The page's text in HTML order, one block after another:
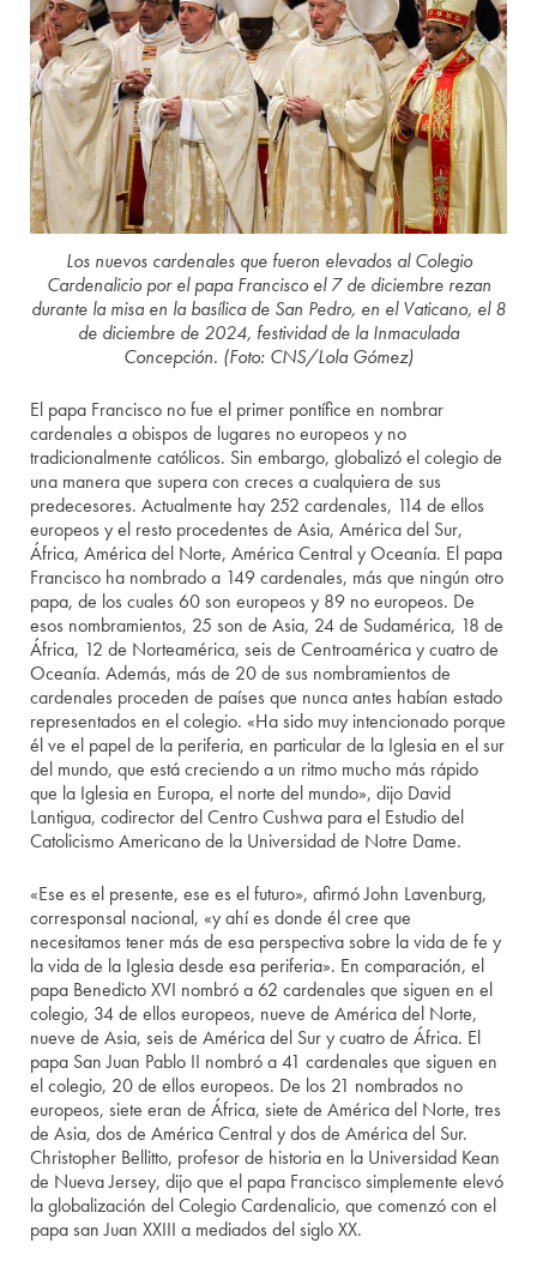
Los nuevos cardenales que fueron elevados al Colegio
Cardenalicio por el papa Francisco el 7 de diciembre rezan
durante la misa en la basílica de San Pedro, en el Vaticano, el 8
de diciembre de 2024, festividad de la Inmaculada
Concepción. (Foto: CNS/Lola Gómez)
El papa Francisco no fue el primer pontífice en nombrar
cardenales a obispos de lugares no europeos y no
tradicionalmente católicos. Sin embargo, globalizó el colegio de
una manera que supera con creces a cualquiera de sus
predecesores. Actualmente hay 252 cardenales, 114 de ellos
europeos y el resto procedentes de Asia, América del Sur,
África, América del Norte, América Central y Oceanía. El papa
Francisco ha nombrado a 149 cardenales, más que ningún otro
papa, de los cuales 60 son europeos y 89 no europeos. De
esos nombramientos, 25 son de Asia, 24 de Sudamérica, 18 de
África, 12 de Norteamérica, seis de Centroamérica y cuatro de
Oceanía. Además, más de 20 de sus nombramientos de
cardenales proceden de países que nunca antes habían estado
representados en el colegio. «Ha sido muy intencionado porque
él ve el papel de la periferia, en particular de la Iglesia en el sur
del mundo, que está creciendo a un ritmo mucho más rápido
que la Iglesia en Europa, el norte del mundo», dijo David
Lantigua, codirector del Centro Cushwa para el Estudio del
Catolicismo Americano de la Universidad de Notre Dame.
«Ese es el presente, ese es el futuro», afirmó John Lavenburg,
corresponsal nacional, «y ahí es donde él cree que
necesitamos tener más de esa perspectiva sobre la vida de fe y
la vida de la Iglesia desde esa periferia». En comparación, el
papa Benedicto XVI nombró a 62 cardenales que siguen en el
colegio, 34 de ellos europeos, nueve de América del Norte,
nueve de Asia, seis de América del Sur y cuatro de África. El
papa San Juan Pablo II nombró a 41 cardenales que siguen en
el colegio, 20 de ellos europeos. De los 21 nombrados no
europeos, siete eran de África, siete de América del Norte, tres
de Asia, dos de América Central y dos de América del Sur.
Christopher Bellitto, profesor de historia en la Universidad Kean
de Nueva Jersey, dijo que el papa Francisco simplemente elevó
la globalización del Colegio Cardenalicio, que comenzó con el
papa san Juan XXIII a mediados del siglo XX.